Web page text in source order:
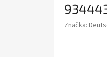
Značka: